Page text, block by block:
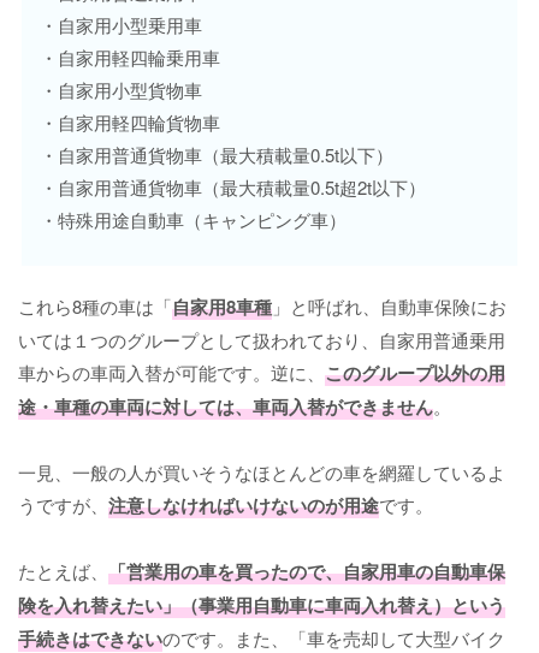
・自家用小型乗用車
・自家用軽四輪乗用車
・自家用小型貨物車
・自家用軽四輪貨物車
・自家用普通貨物車（最大積載量0.5t以下）
・自家用普通貨物車（最大積載量0.5t超2t以下）
・特殊用途自動車（キャンピング車）
これら8種の車は「自家用8車種 」と呼ばれ、自動車保険にお
いては１つのグループとして扱われており、自家用普通乗用
車からの車両入替が可能です。逆に、 このグループ以外の用
途・車種の車両に対しては、車両入替ができません。
一見、一般の人が買いそうなほとんどの車を網羅しているよ
うですが、 注意しなければいけないのが用途です。
たとえば、 「営業用の車を買ったので、自家用車の自動車保
険を入れ替えたい」（事業用自動車に車両入れ替え）という
手続きはできないのです。また、「車を売却して大型バイク